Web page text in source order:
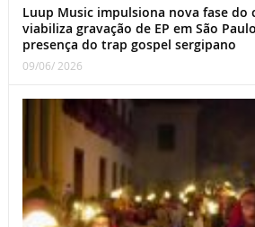
Luup Music impulsiona nova fase do
viabiliza gravação de EP em São
presença do trap gospel sergipano
09/06/ 2026